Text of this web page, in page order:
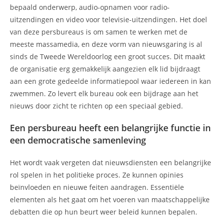
bepaald onderwerp, audio-opnamen voor radio-
uitzendingen en video voor televisie-uitzendingen. Het doel
van deze persbureaus is om samen te werken met de
meeste massamedia, en deze vorm van nieuwsgaring is al
sinds de Tweede Wereldoorlog een groot succes. Dit maakt
de organisatie erg gemakkelijk aangezien elk lid bijdraagt
aan een grote gedeelde informatiepool waar iedereen in kan
zwemmen. Zo levert elk bureau ook een bijdrage aan het
nieuws door zicht te richten op een speciaal gebied.
Een persbureau heeft een belangrijke functie in
een democratische samenleving
Het wordt vaak vergeten dat nieuwsdiensten een belangrijke
rol spelen in het politieke proces. Ze kunnen opinies
beïnvloeden en nieuwe feiten aandragen. Essentiële
elementen als het gaat om het voeren van maatschappelijke
debatten die op hun beurt weer beleid kunnen bepalen.